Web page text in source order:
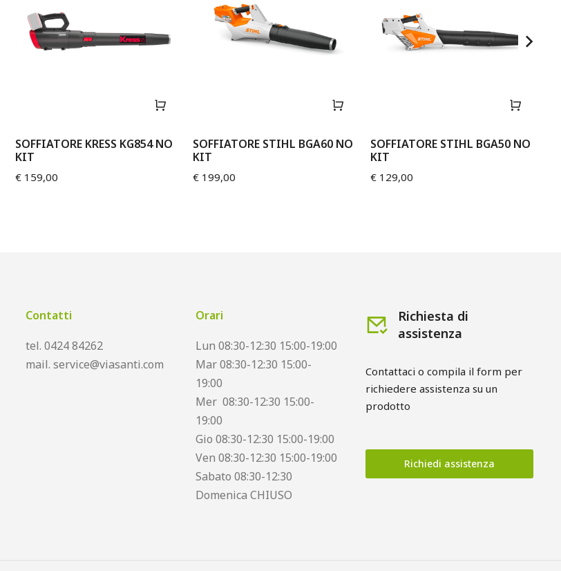
SOFFIATORE KRESS KG854 NO
KIT
€ 159,00
SOFFIATORE STIHL BGA60 NO
KIT
€ 199,00
SOFFIATORE STIHL BGA50 NO
KIT
€129,00
Contatti
tel. 0424 84262
mail. service@viasanti.com
Orari
Lun 08:30-12:30 15:00-19:00
Mar 08:30-12:30 15:00-
19:00
Mer 08:30-12:30 15:00-
19:00
Gio 08:30-12:30 15:00-19:00
Ven 08:30-12:30 15:00-19:00
Sabato 08:30-12:30
Domenica CHIUSO
Richiesta di
assistenza
Contattaci o compila il form per
richiedere assistenza su un
prodotto
Richiedi assistenza